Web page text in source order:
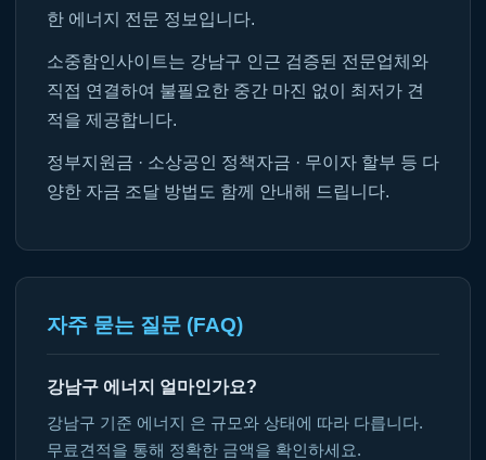
한 에너지 전문 정보입니다.
소중함인사이트는 강남구 인근 검증된 전문업체와
직접 연결하여 불필요한 중간 마진 없이 최저가 견
적을 제공합니다.
정부지원금 · 소상공인 정책자금 · 무이자 할부 등 다
양한 자금 조달 방법도 함께 안내해 드립니다.
자주 묻는 질문 (FAQ)
강남구 에너지 얼마인가요?
강남구 기준 에너지 은 규모와 상태에 따라 다릅니다.
무료견적을 통해 정확한 금액을 확인하세요.